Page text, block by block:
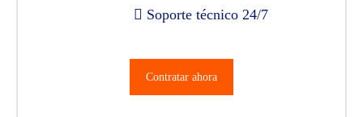
Soporte técnico 24/7
Contratar ahora